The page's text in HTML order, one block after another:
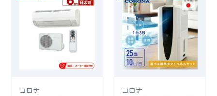
コロナ コロナ